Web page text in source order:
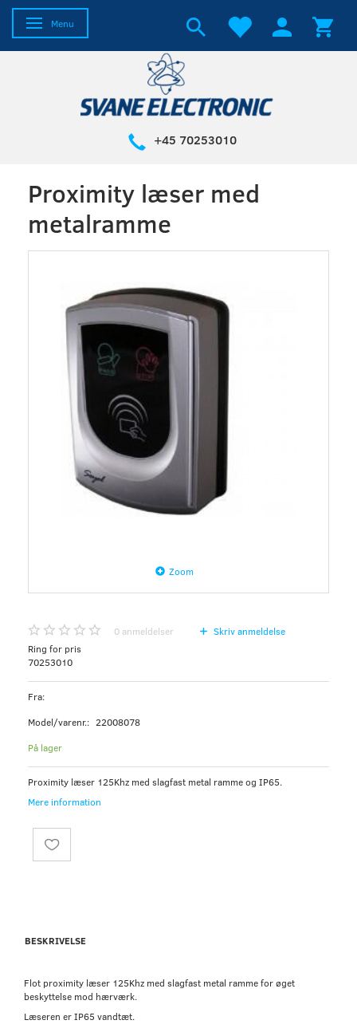
Skifte navigation
Menu
+45 70253010
Proximity læser med
metalramme
Zoom
0 anmeldelser
Skriv anmeldelse
Ring for pris
70253010
Fra:
Model/varenr.: 22008078
På lager
Proximity læser 125Khz med slagfast metal ramme og IP65.
Mere information
BESKRIVELSE
Flot proximity læser 125Khz med slagfast metal ramme for øget
beskyttelse mod hærværk.
Læseren er IP65 vandtæt.